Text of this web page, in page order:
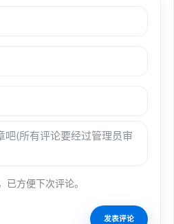
方便下次评论。